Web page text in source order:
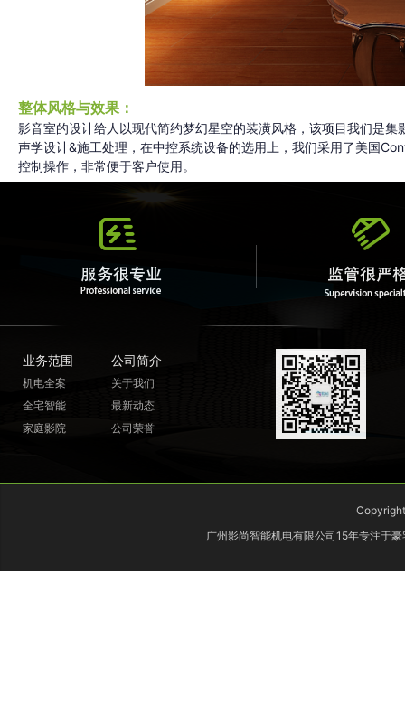
整体风格与效果：
影音室的设计给人以现代简约梦幻星空的装潢风格，该项目我们是
声学设计&施工处理，在中控系统设备的选用上，我们采用了美国
控制操作，非常便于客户使用。
业务范围
机电全案
全宅智能
家庭影院
公司简介
关于我们
最新动态
公司荣誉
广州影尚智能机电有限公司15年专注于